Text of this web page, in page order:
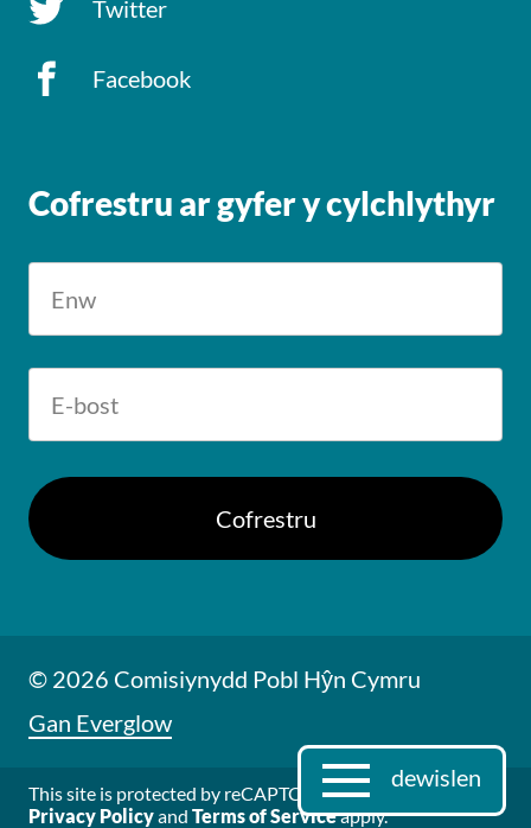
dewislen
Twitter
Facebook
Cofrestru ar gyfer y cylchlythyr
© 2026 Comisiynydd Pobl Hŷn Cymru
Gan Everglow
This site is protected by reCAPTCHA and the Google
Privacy Policyand Terms of Serviceapply.